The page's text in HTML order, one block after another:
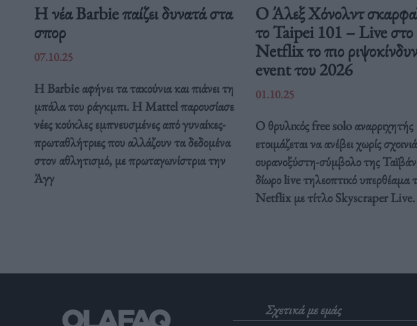
Η νέα Barbie παίζει δυνατά στα
σπορ
07.10.25
Η Barbie αφήνει τα τακούνια και πιάνει τη
μπάλα του ράγκμπι. Η Mattel παρουσίασε
νέες κούκλες εμπνευσμένες από γυναίκες-
πρωταθλήτριες που αλλάζουν τα δεδομένα
στον αθλητισμό, με πρωταγωνίστρια την
Άγγ
Ο Άλεξ Χόνολντ
το Taipei 101 – Live στο
Netflix το πιο
event του 2026
01.10.25
Ο θρυλικός free solo αναρριχητής
ετοιμάζεται να ανέβει χωρίς
ουρανοξύστη-σύμβολο της
δίωρο live τηλεοπτικό υπερθέαμα
Netflix με τίτλο Skyscraper Live.
Σχετικά με εμάς